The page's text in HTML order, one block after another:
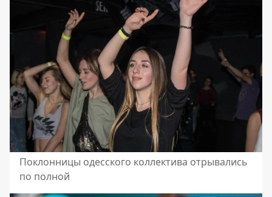
Поклонницы одесского коллектива отрывались
по полной